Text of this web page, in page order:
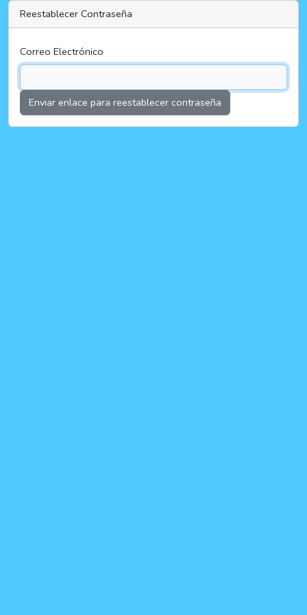
Reestablecer Contraseña
Correo Electrónico
Enviar enlace para reestablecer contraseña